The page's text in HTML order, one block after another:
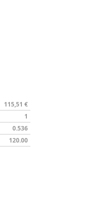
115,51 €
1
0.536
120.00